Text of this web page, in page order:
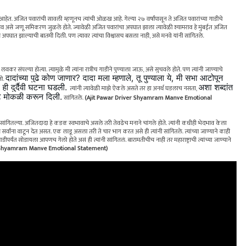
अजित पवारांची सावली म्हणूनच त्यांची ओळख आहे. गेल्या २७ वर्षांपासून ते अजित पवारांच्या गाडीचे
असे जणू समिकरण जुळले होते. ज्यावेळी अजित पवारांचा अपघात झाला त्यावेळी श्यामराव हे मुंबईत अजित
अपघात झाल्याची बातमी दिली. पण त्यावर त्यांचा विश्वासच बसला नाही, असे मनवे यांनी सांगितले.
संपल्या होत्या. त्यामुळे मी त्यांना रात्रीच गाडीने पुण्याला जाऊ, असे सुचवले होते. पण त्यांनी जाण्याचे
दादांच्या पुढे कोण जाणार? दादा मला म्हणाले, तू पुण्याला ये, मी सभा आटोपून
दुर्दैवी घटना घडली. त्यांनी त्यावेळी माझे ऐकले असते तर हा अनर्थ घडलाच नसता,अशा शब्दांत
मोकळी करून दिली.सांगितले.(Ajit Pawar Driver Shyamram Manve Emotional
अजितदादा हे कडक स्वभावाचे असले तरी तेवढेच मनाने चांगले होते. त्यांनी कधीही भेदभाव केला
वाटून देत असत. एक लाडू असला तरी ते चार भाग करत असे ही त्यांनी सांगितले. त्यांच्या जाण्याने काही
सोडायला आपणच गेलो होते असं ही त्यांनी सांगितलं. बारामतीचीच नाही तर महाराष्ट्राची त्यांच्या जाण्याने
Manve Emotional Statement)